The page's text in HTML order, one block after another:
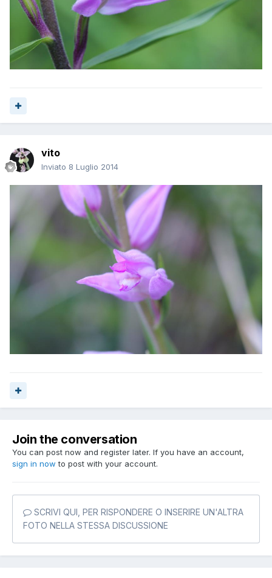
vito
Inviato 8 Luglio 2014
Join the conversation
You can post now and register later. If you have an account,
sign in now to post with your account.
SCRIVI QUI, PER RISPONDERE O INSERIRE UN'ALTRA
FOTO NELLA STESSA DISCUSSIONE